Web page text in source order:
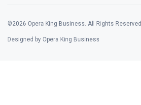
©2026 Opera King Business. All Rights Reserved.
Designed by Opera King Business